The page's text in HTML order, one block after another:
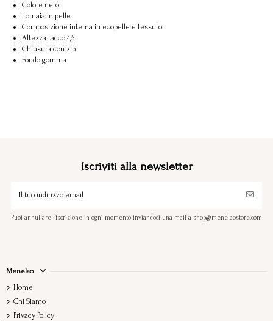
Colore nero
Tomaia in pelle
Composizione interna in ecopelle e tessuto
Altezza tacco 4,5
Chiusura con zip
Fondo gomma
Iscriviti alla newsletter
Puoi annullare l'iscrizione in ogni momento inviandoci una mail a shop@menelaostore.com
Menelao
Home
Chi Siamo
Privacy Policy